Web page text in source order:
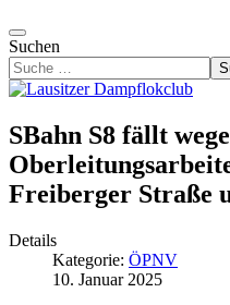
Suchen
SBahn S8 fällt
Freiberger Straße
Details
Kategorie: ÖPNV
10. Januar 2025